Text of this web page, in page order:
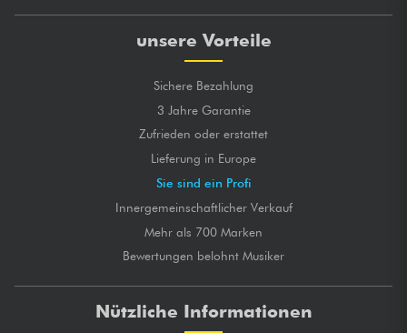
unsere Vorteile
Sichere Bezahlung
3 Jahre Garantie
Zufrieden oder erstattet
Lieferung in Europe
Sie sind ein Profi
Innergemeinschaftlicher Verkauf
Mehr als 700 Marken
Bewertungen belohnt Musiker
Nützliche Informationen